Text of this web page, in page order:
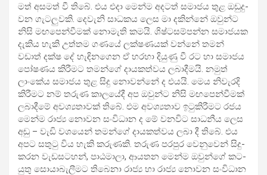
මත් අස­මත් වී තිබේ. එය එදා මෙන්ම අද­ටත් සමා­ජය තුළ ඔඩු­දු­
වන ගැට­ලු­වකි. දෙවැනි සාධ­කය ලෙස මා දකින්නේ ඔවුන්ට
නිසි මඟ­පෙ­න්වී­මක් නොමැති කමයි. ශිෂ්ට­ස­ම්පන්න සමා­ජ­යක
දැකිය හැකි උත්තම ගණයේ ලක්ෂ­ණ­යක් වන්නේ තමන්
වඩාත් දක්ෂ දේ හැඳි­න­ගෙන ඒ හරහා දියුණු වී රට හා සමා­ජය
පෝෂ­ණය කිරී­මට තමන්ගේ දාය­ක­ත්වය ලබා­දී­මයි. නමුත්
ලාංකේය සමා­ජය තුළ සිදු නොවන්නේ ද එයයි. මෙය නිවැ­රදි
කිරී­මට නම් තරුණ කාල­යේදී අප ඔවුන්ට නිසි මඟ­පෙ­න්වී­මක්
ලබා­දීමේ අව­ශ්‍ය­තා­වක් තිබේ. එම අව­ශ්‍ය­තාව ඉටු­කි­රී­මට රජය
මෙන්ම රාජ්‍ය නොවන සංවි­ධාන ද මේ වන­විට සාධ­නීය ලෙස
අඩු – වැඩි වශ­යෙන් තමන්ගේ දාය­ක­ත්වය ලබා දී තිබේ. එය
අපට සතුටු විය හැකි කරු­ණකි. තරුණ පර­පුර වෙනු­වෙන් සිදු­
ක­රන වැඩ­ස­ට­හන්, පාඨ­මාලා, ආය­තන මෙන්ම ඔවුන්ගේ කට­
යුතු සොයා­බැ­ලී­මට තිබෙනා රාජ්‍ය හා රාජ්‍ය නොවන සංවි­ධාන